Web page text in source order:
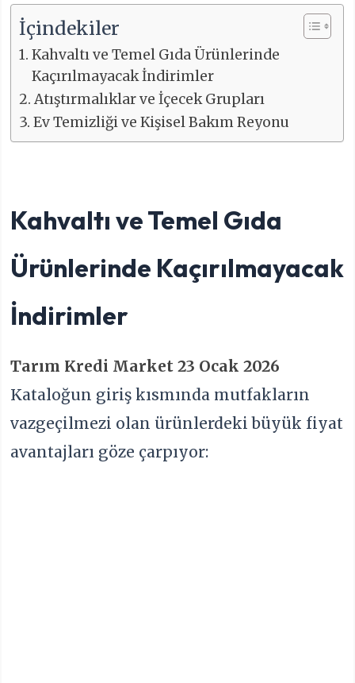
İçindekiler
Kahvaltı ve Temel Gıda Ürünlerinde
Kaçırılmayacak İndirimler
Atıştırmalıklar ve İçecek Grupları
Ev Temizliği ve Kişisel Bakım Reyonu
Kahvaltı ve Temel Gıda
Ürünlerinde Kaçırılmayacak
İndirimler
Tarım Kredi Market 23 Ocak 2026
Kataloğun giriş kısmında mutfakların
vazgeçilmezi olan ürünlerdeki büyük fiyat
avantajları göze çarpıyor: